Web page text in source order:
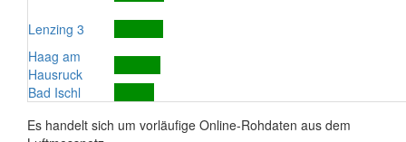
Lenzing 3
Haag am
Hausruck
Bad Ischl
Es handelt sich um vorläufige Online-Rohdaten aus dem